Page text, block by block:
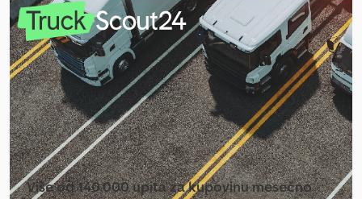
Više od 140.000 upita za kupovinu mesečno